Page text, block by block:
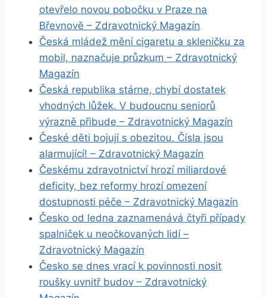
otevřelo novou pobočku v Praze na
Břevnově – Zdravotnický Magazín
Česká mládež mění cigaretu a skleničku za
mobil, naznačuje průzkum – Zdravotnický
Magazín
Česká republika stárne, chybí dostatek
vhodných lůžek. V budoucnu seniorů
výrazně přibude – Zdravotnický Magazín
České děti bojují s obezitou. Čísla jsou
alarmující! – Zdravotnický Magazín
Českému zdravotnictví hrozí miliardové
deficity, bez reformy hrozí omezení
dostupnosti péče – Zdravotnický Magazín
Česko od ledna zaznamenává čtyři případy
spalniček u neočkovaných lidí –
Zdravotnický Magazín
Česko se dnes vrací k povinnosti nosit
roušky uvnitř budov – Zdravotnický